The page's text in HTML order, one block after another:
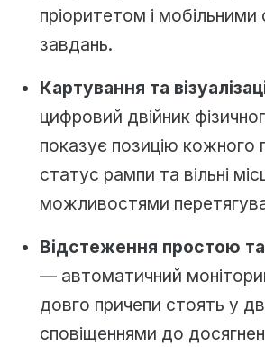
пріоритетом і
завдань.
Картування та
цифровий двійник
показує позицію кожного
статус рампи та вільні
можливостями
Відстеження простою
— автоматичний
довго причепи стоять у
сповіщеннями до